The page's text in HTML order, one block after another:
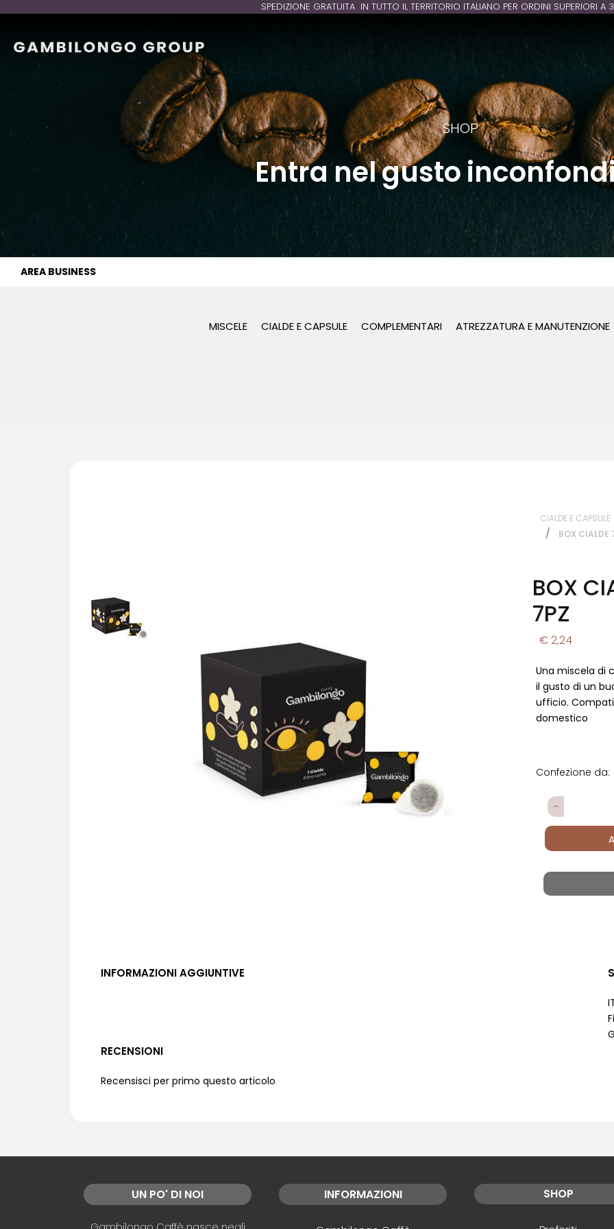
SPEDIZIONE GRATUITA IN TUTTO IL TERRITORIO ITALIANO PER ORDINI SUPERIORI A
SHOP
Entra nel gusto
AREA BUSINESS
MISCELE CIALDE E CAPSULE COMPLEMENTARI ATREZZATURA E MANUTENZIONE
CIALDE E CAPSULE
BOX CIALDE
BOX
7PZ
€ 2,24
Una miscela di
il gusto di un
ufficio.
domestico
Confezione da:
INFORMAZIONI AGGIUNTIVE
RECENSIONI
Recensisci per primo questo articolo
UN PO' DI NOI INFORMAZIONI SHOP